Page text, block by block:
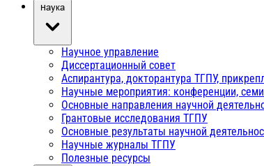
Наука
Научное управление
Диссертационный совет
Аспирантура, докторантура ТГПУ,
Научные мероприятия: конференции,
Основные направления научной
Грантовые исследования ТГПУ
Основные результаты научной
Научные журналы ТГПУ
Полезные ресурсы